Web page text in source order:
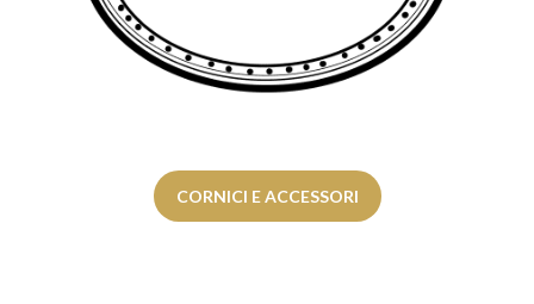
CORNICI E ACCESSORI